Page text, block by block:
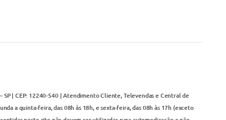
SP | CEP: 12240-540 | Atendimento Cliente, Televendas e Central de
a quinta-feira, das 08h às 18h, e sexta-feira, das 08h às 17h (exceto